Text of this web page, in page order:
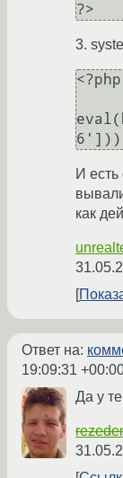
?>
3.
<?php
И
как
Ответ на:
19:09:31
Да у